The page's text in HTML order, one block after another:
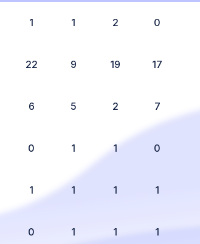
1 1 2 0
22 9 19 17
6 5 2 7
0 1 1 0
1 1 1 1
0 1 1 1